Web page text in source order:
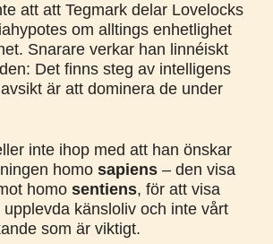
att att Tegmark delar Lovelocks
om alltings enhetlighet
Snarare verkar han linnéiskt
Det finns steg av intelligens
är att dominera de under
inte ihop med att han önskar
homo sapiens – den visa
homo sentiens, för att visa
upplevda känsloliv och inte vårt
som är viktigt.